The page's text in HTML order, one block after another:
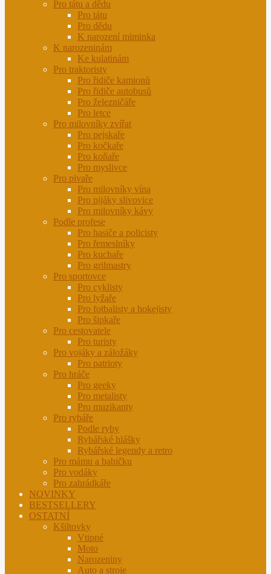
Pro tátu a dědu
Pro tátu
Pro dědu
K narození miminka
K narozeninám
Ke kulatinám
Pro traktoristy
Pro řidiče kamionů
Pro řidiče autobusů
Pro železničáře
Pro letce
Pro milovníky zvířat
Pro pejskaře
Pro kočkaře
Pro koňaře
Pro myslivce
Pro pivaře
Pro milovníky vína
Pro pijáky slivovice
Pro milovníky kávy
Podle profese
Pro hasiče a policisty
Pro řemeslníky
Pro kuchaře
Pro grilmastry
Pro sportovce
Pro cyklisty
Pro lyžaře
Pro fotbalisty a hokejisty
Pro šipkaře
Pro cestovatele
Pro turisty
Pro vojáky a záložáky
Pro patrioty
Pro hráče
Pro geeky
Pro metalisty
Pro muzikanty
Pro rybáře
Podle ryby
Rybářské hlášky
Rybářské legendy a retro
Pro mámu a babičku
Pro vodáky
Pro zahrádkáře
NOVINKY
BESTSELLERY
OSTATNÍ
Kšiltovky
Vtipné
Moto
Narozeniny
Auto a stroje